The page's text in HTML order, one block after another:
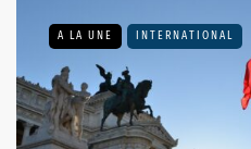
A LA UNE INTERNATIONAL